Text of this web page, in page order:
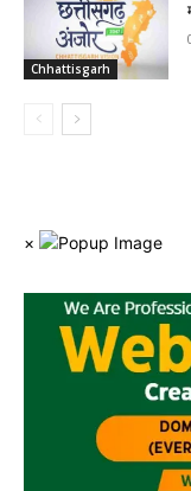
Chhattisgarh
×